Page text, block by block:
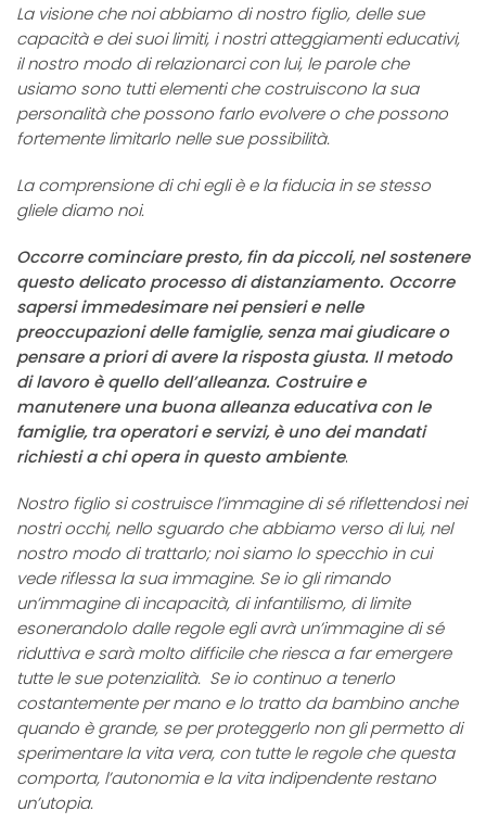
La visione che noi abbiamo di nostro figlio, delle sue
capacità e dei suoi limiti, i nostri atteggiamenti educativi,
il nostro modo di relazionarci con lui, le parole che
usiamo sono tutti elementi che costruiscono la sua
personalità che possono farlo evolvere o che possono
fortemente limitarlo nelle sue possibilità.
La comprensione di chi egli è e la fiducia in se stesso
gliele diamo noi.
Occorre cominciare presto, fin da piccoli, nel sostenere
questo delicato processo di distanziamento. Occorre
sapersi immedesimare nei pensieri e nelle
preoccupazioni delle famiglie, senza mai giudicare o
pensare a priori di avere la risposta giusta. Il metodo
di lavoro è quello dell’alleanza. Costruire e
manutenere una buona alleanza educativa con le
famiglie, tra operatori e servizi, è uno dei mandati
richiesti a chi opera in questo ambiente.
Nostro figlio si costruisce l’immagine di sé riflettendosi nei
nostri occhi, nello sguardo che abbiamo verso di lui, nel
nostro modo di trattarlo; noi siamo lo specchio in cui
vede riflessa la sua immagine. Se io gli rimando
un’immagine di incapacità, di infantilismo, di limite
esonerandolo dalle regole egli avrà un’immagine di sé
riduttiva e sarà molto difficile che riesca a far emergere
tutte le sue potenzialità. Se io continuo a tenerlo
costantemente per mano e lo tratto da bambino anche
quando è grande, se per proteggerlo non gli permetto di
sperimentare la vita vera, con tutte le regole che questa
comporta, l’autonomia e la vita indipendente restano
un’utopia.